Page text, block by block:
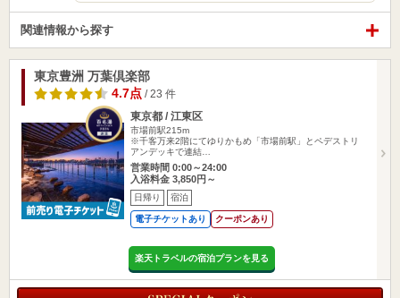
関連情報から探す
東京豊洲 万葉倶楽部
4.7点 / 23 件
東京都 / 江東区
市場前駅215m
※千客万来2階にてゆりかもめ「市場前駅」とペデストリ
アンデッキで連結…
営業時間 0:00～24:00
入浴料金 3,850円～
日帰り 宿泊
電子チケットあり クーポンあり
楽天トラベルの宿泊プランを見る